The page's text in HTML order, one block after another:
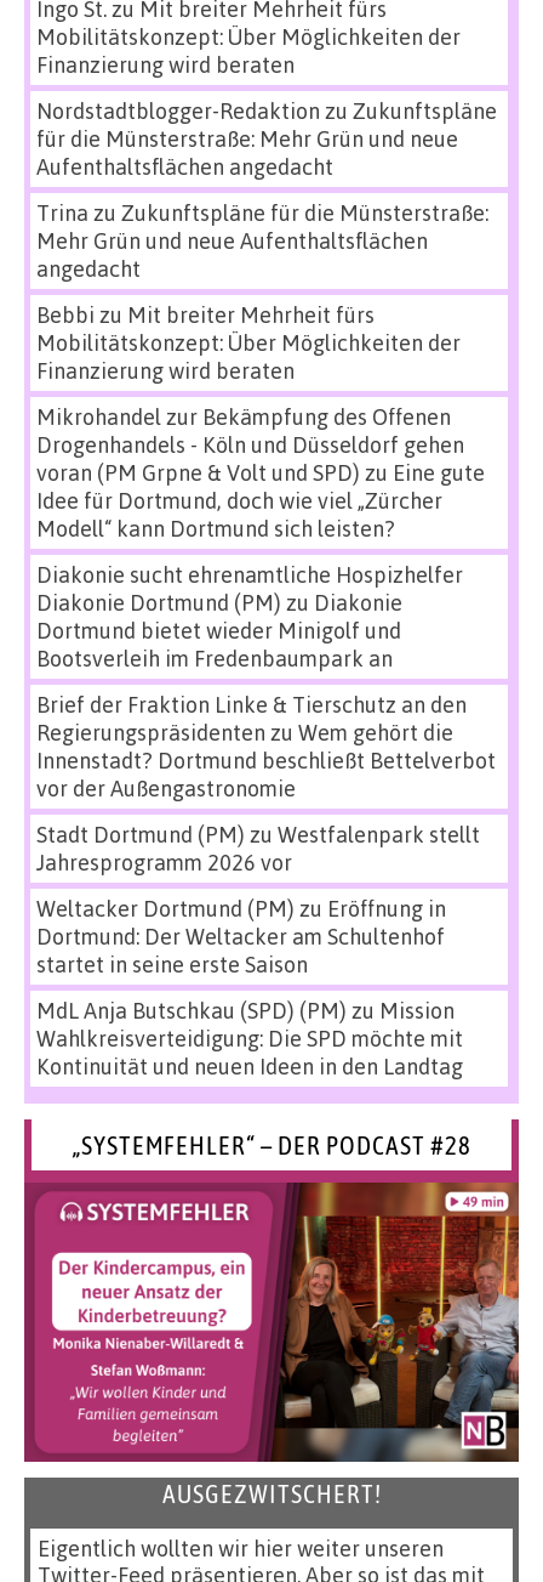
Ingo St.zu Mit breiter Mehrheit fürs
Mobilitätskonzept: Über Möglichkeiten der
Finanzierung wird beraten
Nordstadtblogger-Redaktion zu Zukunftspläne
für die Münsterstraße: Mehr Grün und neue
Aufenthaltsflächen angedacht
Trina zu Zukunftspläne für die Münsterstraße:
Mehr Grün und neue Aufenthaltsflächen
angedacht
Bebbi zu Mit breiter Mehrheit fürs
Mobilitätskonzept: Über Möglichkeiten der
Finanzierung wird beraten
Mikrohandel zur Bekämpfung des Offenen
Drogenhandels - Köln und Düsseldorf gehen
voran (PM Grpne & Volt und SPD) zu Eine gute
Idee für Dortmund, doch wie viel „Zürcher
Modell“ kann Dortmund sich leisten?
Diakonie sucht ehrenamtliche Hospizhelfer
Diakonie Dortmund (PM) zu Diakonie
Dortmund bietet wieder Minigolf und
Bootsverleih im Fredenbaumpark an
Brief der Fraktion Linke & Tierschutz an den
Regierungspräsidenten zu Wem gehört die
Innenstadt? Dortmund beschließt Bettelverbot
vor der Außengastronomie
Stadt Dortmund (PM) zu Westfalenpark stellt
Jahresprogramm 2026 vor
Weltacker Dortmund (PM) zu Eröffnung in
Dortmund: Der Weltacker am Schultenhof
startet in seine erste Saison
MdL Anja Butschkau (SPD) (PM) zu Mission
Wahlkreisverteidigung: Die SPD möchte mit
Kontinuität und neuen Ideen in den Landtag
„SYSTEMFEHLER“ – DER PODCAST #28
AUSGEZWITSCHERT!
Eigentlich wollten wir hier weiter unseren
Twitter-Feed präsentieren. Aber so ist das mit